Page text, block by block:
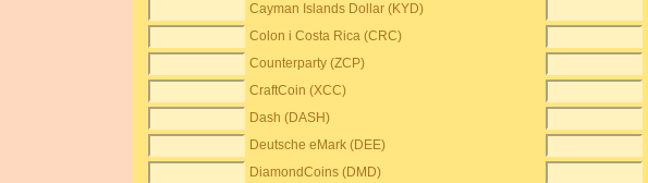
Cayman Islands Dollar (KYD)
Colon i Costa Rica (CRC)
Counterparty (ZCP)
CraftCoin (XCC)
Dash (DASH)
Deutsche eMark (DEE)
DiamondCoins (DMD)